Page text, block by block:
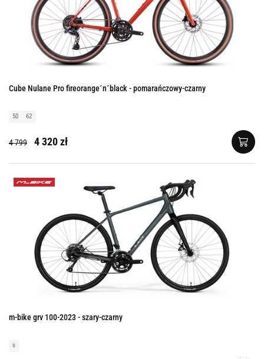
Cube Nulane Pro fireorange´n´black - pomarańczowy-czarny
50 62
4 799 4 320 zł
m-bike grv 100-2023 - szary-czarny
s